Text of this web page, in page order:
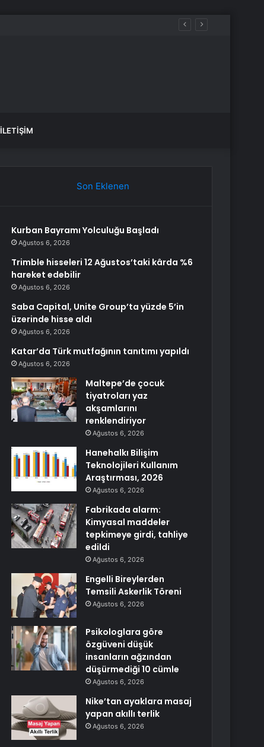
İLETIŞIM
Son Eklenen
Kurban Bayramı Yolculuğu Başladı
Ağustos 6, 2026
Trimble hisseleri 12 Ağustos’taki kârda %6
hareket edebilir
Ağustos 6, 2026
Saba Capital, Unite Group’ta yüzde 5’in
üzerinde hisse aldı
Ağustos 6, 2026
Katar’da Türk mutfağının tanıtımı yapıldı
Ağustos 6, 2026
Maltepe’de çocuk
tiyatroları yaz
akşamlarını
renklendiriyor
Ağustos 6, 2026
Hanehalkı Bilişim
Teknolojileri Kullanım
Araştırması, 2026
Ağustos 6, 2026
Fabrikada alarm:
Kimyasal maddeler
tepkimeye girdi, tahliye
edildi
Ağustos 6, 2026
Engelli Bireylerden
Temsili Askerlik Töreni
Ağustos 6, 2026
Psikologlara göre
özgüveni düşük
insanların ağzından
düşürmediği 10 cümle
Ağustos 6, 2026
Nike’tan ayaklara masaj
yapan akıllı terlik
Ağustos 6, 2026